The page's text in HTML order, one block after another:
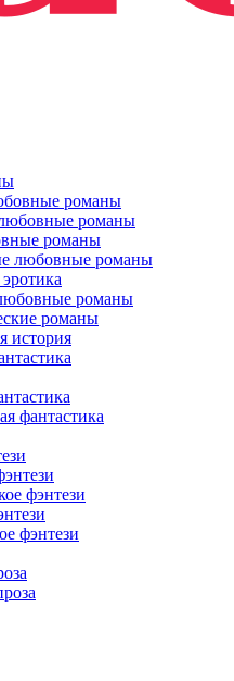
романы
романы
романы
любовные романы
романы
романы
история
фантастика
фэнтези
фэнтези